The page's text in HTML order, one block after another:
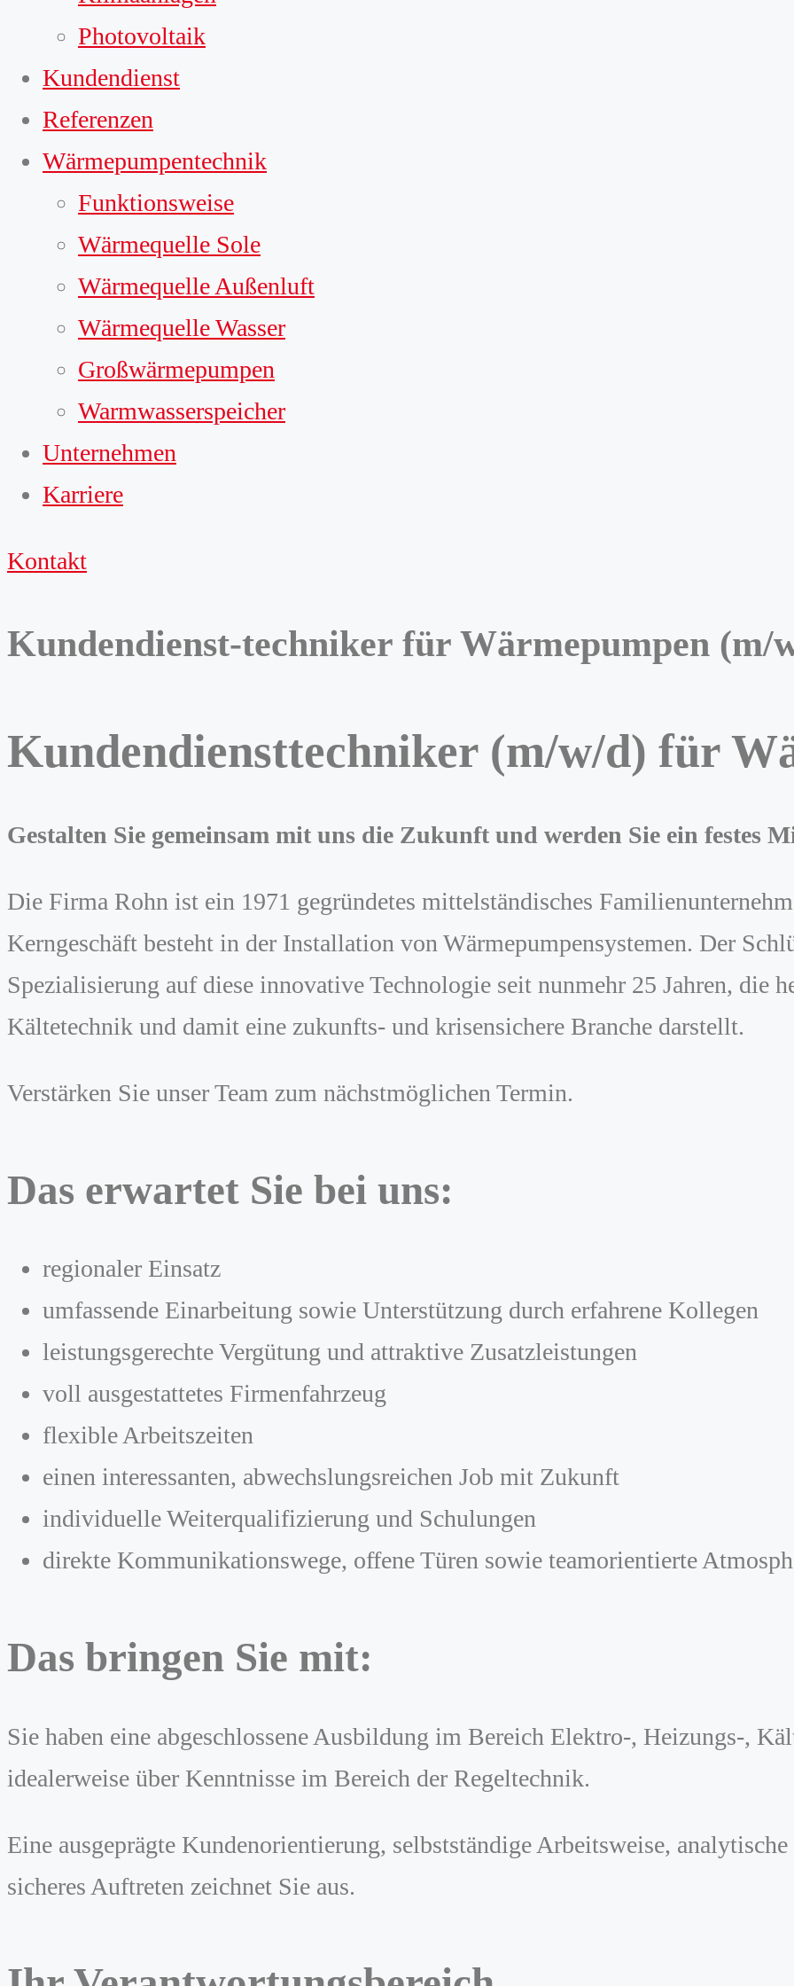
Photovoltaik
Kundendienst
Referenzen
Wärmepumpentechnik
Funktionsweise
Wärmequelle Sole
Wärmequelle Außenluft
Wärmequelle Wasser
Großwärmepumpen
Warmwasserspeicher
Unternehmen
Karriere
Kontakt
Kundendienst-techniker für Wärmepumpen (m/
Kundendiensttechniker (m/w/d) für
Gestalten Sie gemeinsam mit uns die Zukunft und werden Sie ein festes
Die Firma Rohn ist ein 1971 gegründetes mittelständisches
Kerngeschäft besteht in der Installation von Wärmepumpensystemen. Der
Spezialisierung auf diese innovative Technologie seit nunmehr 25 Jahren, die
Kältetechnik und damit eine zukunfts- und krisensichere Branche darstellt.
Verstärken Sie unser Team zum nächstmöglichen Termin.
Das erwartet Sie bei uns:
regionaler Einsatz
umfassende Einarbeitung sowie Unterstützung durch erfahrene Kollegen
leistungsgerechte Vergütung und attraktive Zusatzleistungen
voll ausgestattetes Firmenfahrzeug
flexible Arbeitszeiten
einen interessanten, abwechslungsreichen Job mit Zukunft
individuelle Weiterqualifizierung und Schulungen
direkte Kommunikationswege, offene Türen sowie teamorientierte
Das bringen Sie mit:
Sie haben eine abgeschlossene Ausbildung im Bereich Elektro-, Heizungs-,
idealerweise über Kenntnisse im Bereich der Regeltechnik.
Eine ausgeprägte Kundenorientierung, selbstständige Arbeitsweise,
sicheres Auftreten zeichnet Sie aus.